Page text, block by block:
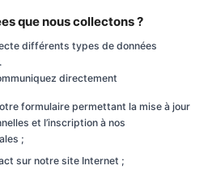
que nous collectons ?
différents types de données
directement
formulaire permettant la mise à jour
et l’inscription à nos
;
sur notre site Internet ;